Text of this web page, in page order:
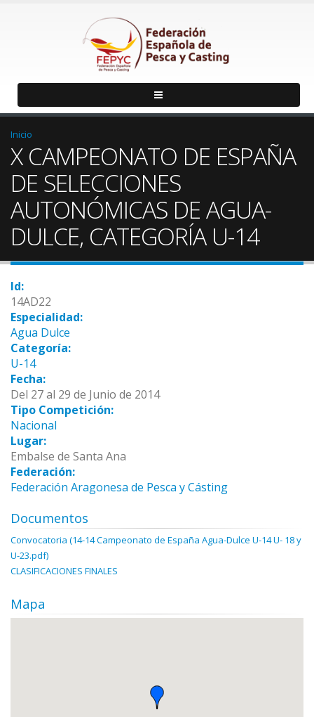
Inicio
X CAMPEONATO DE ESPAÑA
DE SELECCIONES
AUTONÓMICAS DE AGUA-
DULCE, CATEGORÍA U-14
Id:
14AD22
Especialidad:
Agua Dulce
Categoría:
U-14
Fecha:
Del 27 al 29 de Junio de 2014
Tipo Competición:
Nacional
Lugar:
Embalse de Santa Ana
Federación:
Federación Aragonesa de Pesca y Cásting
Documentos
Convocatoria (14-14 Campeonato de España Agua-Dulce U-14 U- 18 y
U-23.pdf)
CLASIFICACIONES FINALES
Mapa